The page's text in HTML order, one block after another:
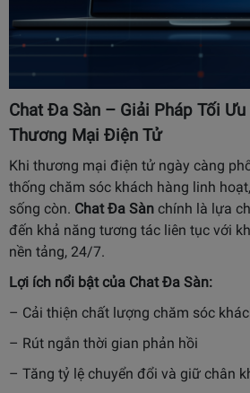
Chat Đa Sàn – Giải Pháp Tối
Thương Mại Điện Tử
Khi thương mại điện tử ngày càng
thống chăm sóc khách hàng linh
sống còn. Chat Đa Sàn chính là lựa
đến khả năng tương tác liên tục với
nền tảng, 24/7.
Lợi ích nổi bật của Chat Đa Sàn:
– Cải thiện chất lượng chăm sóc
– Rút ngắn thời gian phản hồi
– Tăng tỷ lệ chuyển đổi và giữ chân